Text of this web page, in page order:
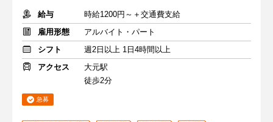
給与
時給1200円～＋交通費支給
雇用形態
アルバイト・パート
シフト
週2日以上 1日4時間以上
アクセス
大元駅
徒歩2分
急募